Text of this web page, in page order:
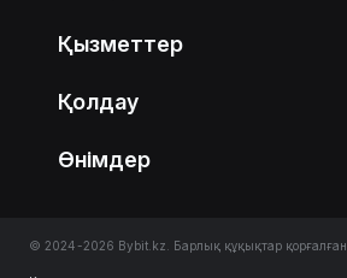
Қызметтер
Қолдау
Өнімдер
© 2024-2026 Bybit.kz. Барлық құқықтар қорғалған.